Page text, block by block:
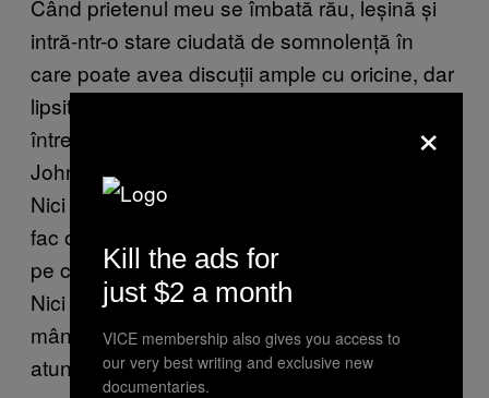
Când prietenul meu se îmbată rău, leșină și
intră-ntr-o stare ciudată de somnolență în
care poate avea discuții ample cu oricine, dar
lipsite de sens. Odată am avut o conversație
întreagă cu el despre cineva numit John
John. El nu știe pe nimeni cu numele ăsta.
Nici eu. M-a convins la un moment dat să-i
fac o omletă când vorbea cu mine-n somn,
pe care a mâncat-o cu OCHII ÎNCĂ ÎNCHIȘI.
Nici până-n prezent nu-și amintește că a
mâncat omletă. Nu i-am mai făcut vreuna de
atunci.
×
Kill the ads for
just $2 a month
VICE membership also gives you access to
our very best writing and exclusive new
documentaries.